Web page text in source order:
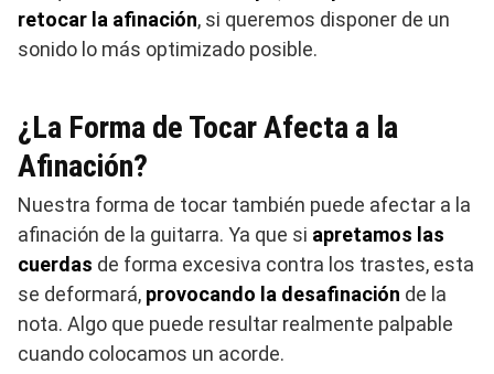
retocar la afinación, si queremos disponer de un
sonido lo más optimizado posible.
¿La Forma de Tocar Afecta a la
Afinación?
Nuestra forma de tocar también puede afectar a la
afinación de la guitarra. Ya que si apretamos las
cuerdas de forma excesiva contra los trastes, esta
se deformará, provocando la desafinación de la
nota. Algo que puede resultar realmente palpable
cuando colocamos un acorde.